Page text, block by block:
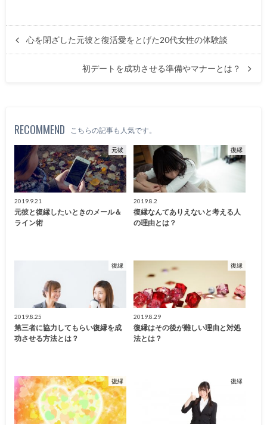
心を閉ざした元彼と復活愛をとげた20代女性の体験談
初デートを成功させる準備やマナーとは？
RECOMMEND こちらの記事も人気です。
元彼
2019.9.21
元彼と復縁したいときのメール＆
ライン術
復縁
2019.8.2
復縁なんてありえないと考える人
の理由とは？
復縁
2019.8.25
第三者に協力してもらい復縁を成
功させる方法とは？
復縁
2019.8.29
復縁はその後が難しい理由と対処
法とは？
復縁 復縁